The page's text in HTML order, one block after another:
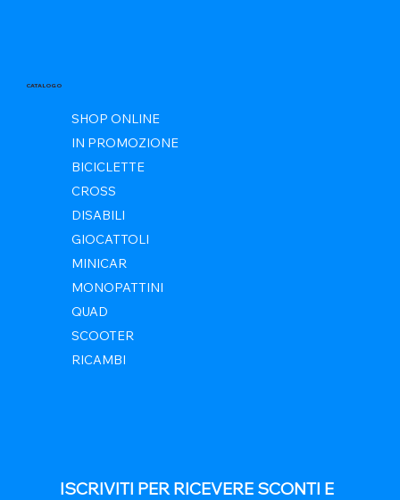
CATALOGO
SHOP ONLINE
IN PROMOZIONE
BICICLETTE
CROSS
DISABILI
GIOCATTOLI
MINICAR
MONOPATTINI
QUAD
SCOOTER
RICAMBI
ISCRIVITI PER RICEVERE SCONTI E